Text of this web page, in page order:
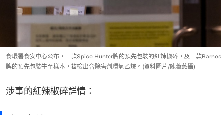
食環署食安中心公布，一款Spice Hunter牌的預先包裝的紅辣椒碎，及一款Barnes
牌的預先包裝牛至樣本，被檢出含除害劑環氧乙烷。(資料圖片/陳葦慈攝)
涉事的紅辣椒碎詳情：